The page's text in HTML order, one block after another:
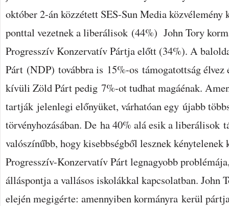
október 2-án közzétett SES-Sun Media közvélemény
ponttal vezetnek a liberálisok (44%) John Tory
Progresszív Konzervatív Pártja előtt (34%). A
Párt (NDP) továbbra is 15%-os támogatottság élvez
kívüli Zöld Párt pedig 7%-ot tudhat magáénak.
tartják jelenlegi előnyüket, várhatóan egy újabb
törvényhozásában. De ha 40% alá esik a liberálisok
valószínűbb, hogy kisebbségből lesznek kénytelenek
Progresszív-Konzervatív Párt legnagyobb
álláspontja a vallásos iskolákkal kapcsolatban. John
elején megigérte: amennyiben kormányra kerül